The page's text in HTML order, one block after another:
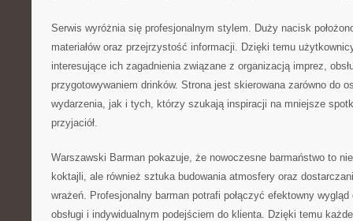
Serwis wyróżnia się profesjonalnym stylem. Duży nacisk
materiałów oraz przejrzystość informacji. Dzięki temu
interesujące ich zagadnienia związane z organizacją imprez,
przygotowywaniem drinków. Strona jest skierowana zarówno do
wydarzenia, jak i tych, którzy szukają inspiracji na mniejsze
przyjaciół.
Warszawski Barman pokazuje, że nowoczesne barmaństwo to
koktajli, ale również sztuka budowania atmosfery oraz
wrażeń. Profesjonalny barman potrafi połączyć efektowny
obsługi i indywidualnym podejściem do klienta. Dzięki temu